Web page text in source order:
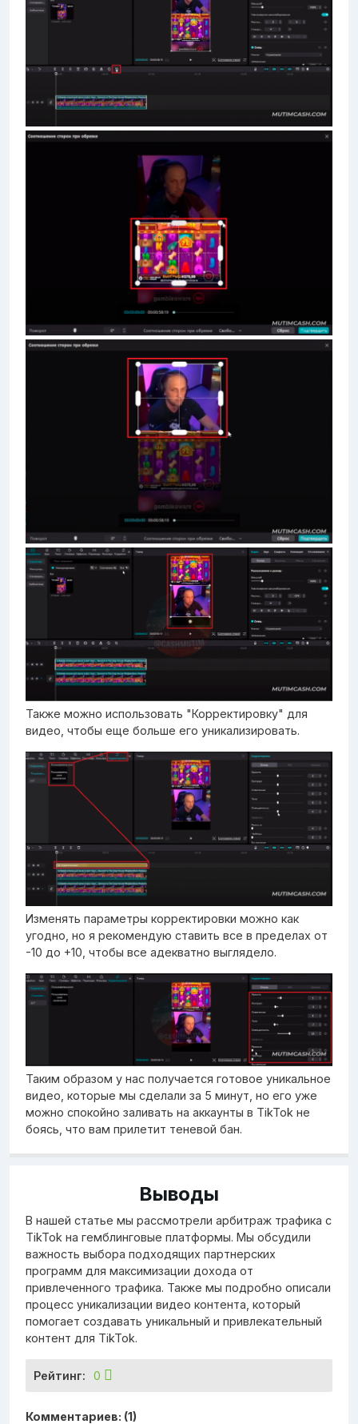
Также можно использовать "Корректировку" для
видео, чтобы еще больше его уникализировать.
Изменять параметры корректировки можно как
угодно, но я рекомендую ставить все в пределах от
-10 до +10, чтобы все адекватно выглядело.
Таким образом у нас получается готовое уникальное
видео, которые мы сделали за 5 минут, но его уже
можно спокойно заливать на аккаунты в TikTok не
боясь, что вам прилетит теневой бан.
Выводы
В нашей статье мы рассмотрели арбитраж трафика с
TikTok на гемблинговые платформы. Мы обсудили
важность выбора подходящих партнерских
программ для максимизации дохода от
привлеченного трафика. Также мы подробно описали
процесс уникализации видео контента, который
помогает создавать уникальный и привлекательный
контент для TikTok.
Рейтинг: 0
Комментариев: (1)